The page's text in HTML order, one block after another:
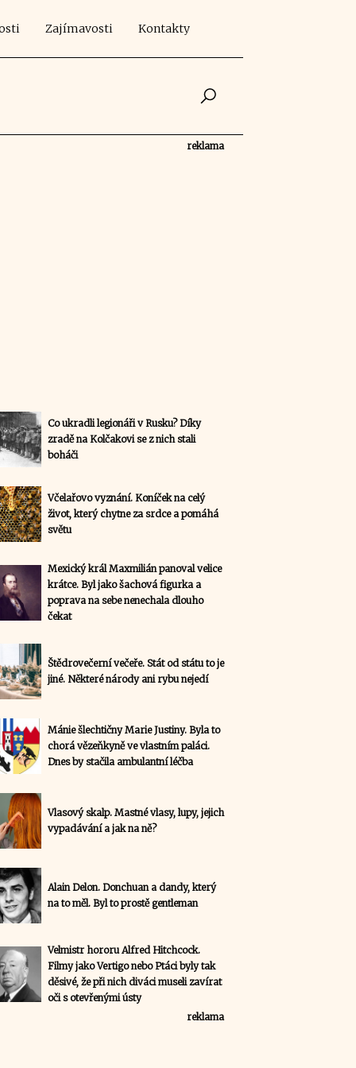
Zajímavosti Kontakty
reklama
Co ukradli legionáři v Rusku? Díky
zradě na Kolčakovi se z nich stali
boháči
Včelařovo vyznání. Koníček na celý
život, který chytne za srdce a pomáhá
světu
Mexický král Maxmilián panoval velice
krátce. Byl jako šachová figurka a
poprava na sebe nenechala dlouho
čekat
Štědrovečerní večeře. Stát od státu to je
jiné. Některé národy ani rybu nejedí
Mánie šlechtičny Marie Justiny. Byla to
chorá vězeňkyně ve vlastním paláci.
Dnes by stačila ambulantní léčba
Vlasový skalp. Mastné vlasy, lupy, jejich
vypadávání a jak na ně?
Alain Delon. Donchuan a dandy, který
na to měl. Byl to prostě gentleman
Velmistr hororu Alfred Hitchcock.
Filmy jako Vertigo nebo Ptáci byly tak
děsivé, že při nich diváci museli zavírat
oči s otevřenými ústy
reklama